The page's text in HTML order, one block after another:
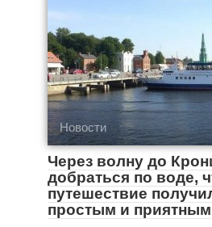
Новости
Через волну до
добраться по воде,
путешествие
простым и приятным